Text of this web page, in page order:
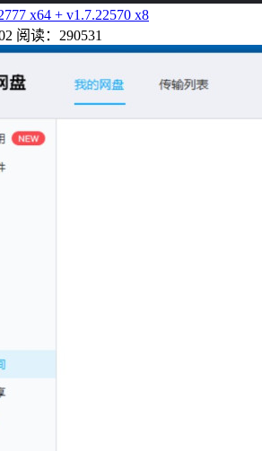
x64 + v1.7.22570 x8
阅读：290531